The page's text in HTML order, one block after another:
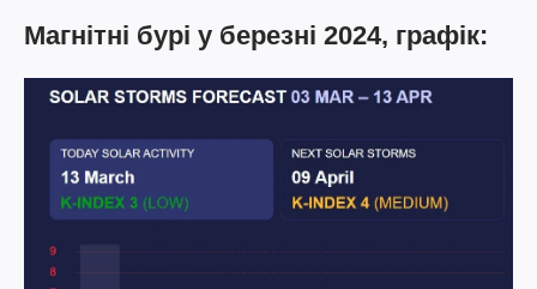
Магнітні бурі у березні 2024, графік: